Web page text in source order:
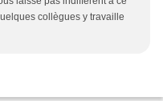
collègues y travaille